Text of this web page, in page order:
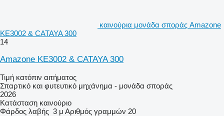
καινούρια μονάδα σποράς Amazone
KE3002 & CATAYA 300
14
Amazone KE3002 & CATAYA 300
Τιμή κατόπιν αιτήματος
Σπαρτικό και φυτευτικό μηχάνημα - μονάδα σποράς
2026
Κατάσταση καινούριο
Φάρδος λαβής 3 μ Αριθμός γραμμών 20